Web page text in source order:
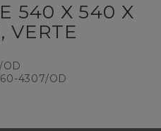
540 X 540 X
VERTE
4307/OD